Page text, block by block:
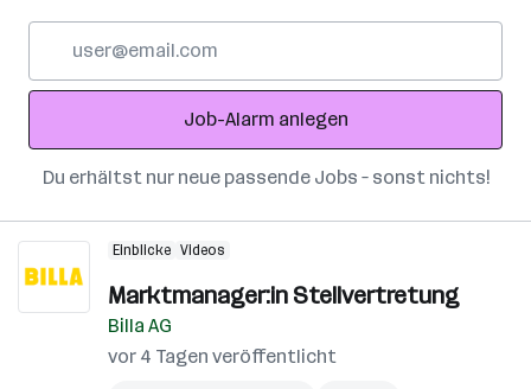
Adresse
Job-Alarm anlegen
Du erhältst nur neue passende Jobs – sonst nichts!
Einblicke Videos
Marktmanager:in Stellvertretung
Billa AG
vor 4 Tagen veröffentlicht